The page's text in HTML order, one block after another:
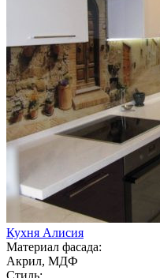
Кухня Алисия
Материал фасада:
Акрил, МДФ
Стиль: